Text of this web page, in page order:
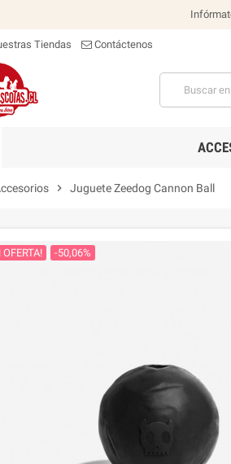
Tiendas Contáctenos
chevron_right Juguete Zeedog Cannon Ball
OFERTA! -50,06%